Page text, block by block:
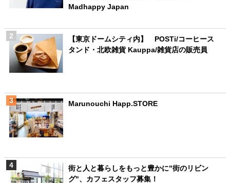
Madhappy Japan
【東京ドームシティ内】 POSTi/コーヒース
タンド・北欧雑貨 Kauppa/雑貨店の販売員
Marunouchi Happ.STORE
街と人と暮らしをもっと豊かに"街のリビン
グ"、カフェスタッフ募集！